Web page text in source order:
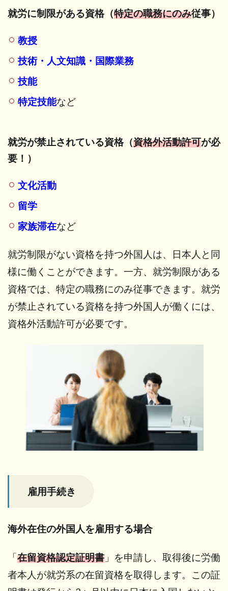
2.3
禁止さ
る資格
外活動
必
雇
用
続
き
3.1
海外
在住
国人
用す
る場
合
3.2
外国
労中
の外
国人
用
バイ
ト・
トと
して
雇用
就労に制限がある資格（特定の職務にのみ従事）
教授
技術・人文知識・国際業務
技能
特定技能など
就労が禁止されている資格（資格外活動許可が必
要！）
文化活動
留学
家族滞在など
就労制限がない資格を持つ外国人は、日本人と同
様に働くことができます。一方、就労制限がある
資格では、特定の職務にのみ従事できます。就労
が禁止されている資格を持つ外国人が働くには、
資格外活動許可が必要です。
雇用手続き
海外在住の外国人を雇用する場合
「在留資格認定証明書 」を申請し、取得後に労働
者本人が就労系の在留資格を取得します。この証